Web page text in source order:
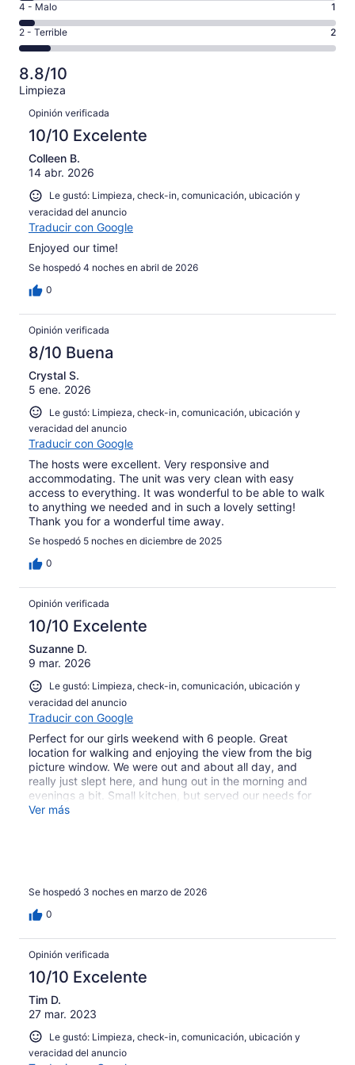
Excelente.
Basada
en
de
21
opiniones
es
decir,
Bueno.
Basada
en
6
21
opiniones
6,
es
decir,
Basada
en
de
opiniones
Puntuación
de
4,
es
decir,
Malo.
en
de
21
opiniones
4 - Malo 1
Puntuación
de
2,
es
decir,
Terrible.
Basada
en
de
21
opiniones
2 - Terrible 2
8.8/10
Limpieza
Opiniones
Opinión verificada
10/10 Excelente
Colleen B.
14 abr. 2026
Le gustó: Limpieza, check-in, comunicación, ubicación y
veracidad del anuncio
Traducir con Google
Enjoyed our time!
Se hospedó 4 noches en abril de 2026
0
Opinión verificada
8/10 Buena
Crystal S.
5 ene. 2026
Le gustó: Limpieza, check-in, comunicación, ubicación y
veracidad del anuncio
Traducir con Google
The hosts were excellent. Very responsive and
accommodating. The unit was very clean with easy
access to everything. It was wonderful to be able to walk
to anything we needed and in such a lovely setting!
Thank you for a wonderful time away.
Se hospedó 5 noches en diciembre de 2025
0
Opinión verificada
10/10 Excelente
Suzanne D.
9 mar. 2026
Le gustó: Limpieza, check-in, comunicación, ubicación y
veracidad del anuncio
Traducir con Google
Perfect for our girls weekend with 6 people. Great
location for walking and enjoying the view from the big
picture window. We were out and about all day, and
really just slept here, and hung out in the morning and
evenings a bit. Small kitchen, but served our needs for
breakfast in. Walking to shops and Resturant's was easy.
Ver más
Se hospedó 3 noches en marzo de 2026
0
Opinión verificada
10/10 Excelente
Tim D.
27 mar. 2023
Le gustó: Limpieza, check-in, comunicación, ubicación y
veracidad del anuncio